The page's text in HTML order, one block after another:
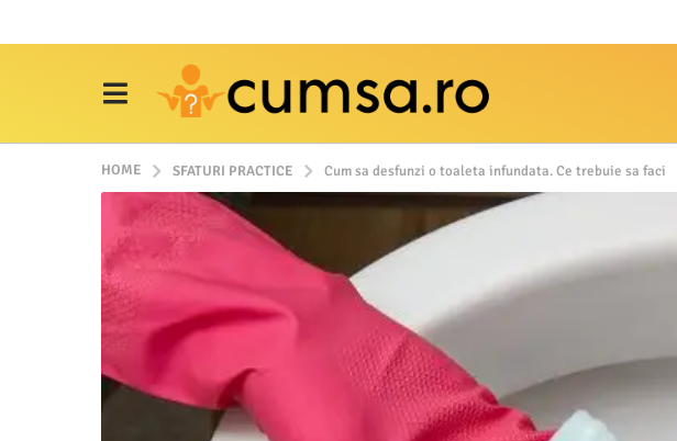
HOME SFATURI PRACTICE Cum sa desfunzi o toaleta infundata. Ce trebuie sa faci